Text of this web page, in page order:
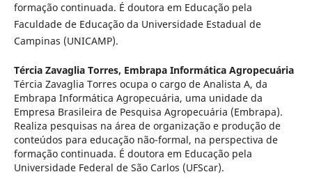
formação continuada. É doutora em Educação pela
Faculdade de Educação da Universidade Estadual de
Campinas (UNICAMP).
Tércia Zavaglia Torres, Embrapa Informática Agropecuária
Tércia Zavaglia Torres ocupa o cargo de Analista A, da
Embrapa Informática Agropecuária, uma unidade da
Empresa Brasileira de Pesquisa Agropecuária (Embrapa).
Realiza pesquisas na área de organização e produção de
conteúdos para educação não-formal, na perspectiva de
formação continuada. É doutora em Educação pela
Universidade Federal de São Carlos (UFScar).